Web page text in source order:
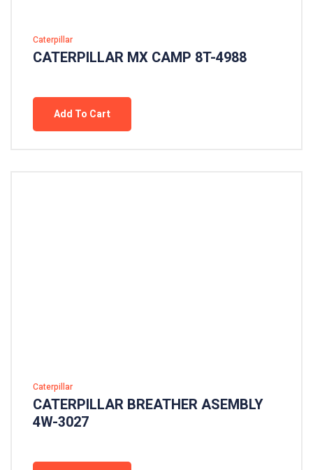
Caterpillar
CATERPILLAR MX CAMP 8T-4988
Add To Cart
Caterpillar
CATERPILLAR BREATHER ASEMBLY
4W-3027